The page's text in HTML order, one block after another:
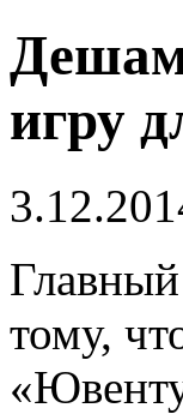
игру
тому,